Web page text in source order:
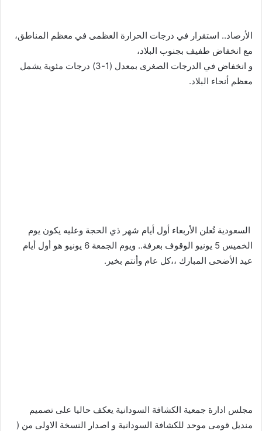
‬‏الأرصاد.. استقرار في درجات الحرارة العظمى في معظم المناطق،
مع انخفاض طفيف بجنوب البلاد،
و انخفاض في الدرجات الصغرى بمعدل (1-3) درجات مئوية يشمل
معظم أنحاء البلاد.
‬‏ السعودية تُعلن الأربعاء أول أيام شهر ذي الحجة وعليه يكون يوم
الخميس 5 يونيو الوقوف بعرفة.. ويوم الجمعة 6 يونيو هو أول أيام
عيد الأضحى المبارك ،،كل عام وأنتم بخير.
‬‏مجلس ادارة جمعية الكشافة السودانية يعكف حاليا على تصميم
منديل قومى موحد للكشافة السودانية و اصدار النسخة الاولى من (